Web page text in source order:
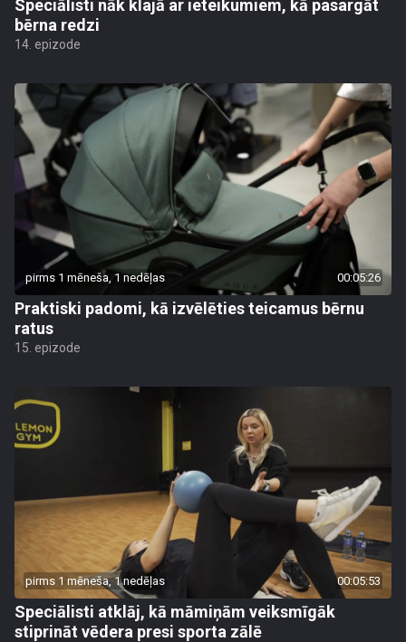
Speciālisti nāk klajā ar ieteikumiem, kā pasargāt
bērna redzi
14. epizode
pirms 1 mēneša, 1 nedēļas 00:05:26
Praktiski padomi, kā izvēlēties teicamus bērnu
ratus
15. epizode
pirms 1 mēneša, 1 nedēļas 00:05:53
Speciālisti atklāj, kā māmiņām veiksmīgāk
stiprināt vēdera presi sporta zālē